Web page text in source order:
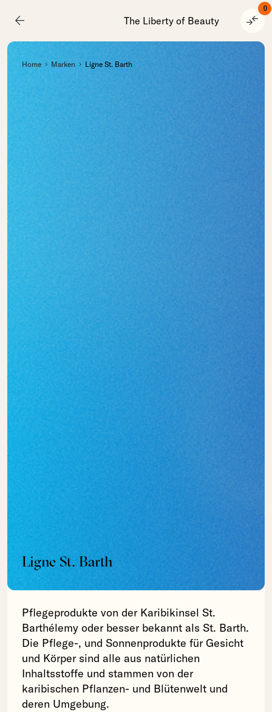
arrow_back The Liberty of Beauty compare_arrows
0
Home Marken Ligne St. Barth
Ligne St. Barth
Pflegeprodukte von der Karibikinsel St.
Barthélemy oder besser bekannt als St. Barth.
Die Pflege-, und Sonnenprodukte für Gesicht
und Körper sind alle aus natürlichen
Inhaltsstoffe und stammen von der
karibischen Pflanzen- und Blütenwelt und
deren Umgebung.